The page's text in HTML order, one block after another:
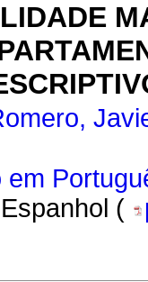
em
Espanhol (